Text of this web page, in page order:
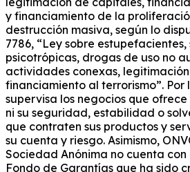
y financiamiento de la
destrucción masiva, según lo
7786, “Ley sobre estupefacientes,
psicotrópicas, drogas de uso no
actividades conexas,
financiamiento al terrorismo”. Por
supervisa los negocios que
ni su seguridad, estabilidad o
que contraten sus productos y
su cuenta y riesgo. Asimismo,
Sociedad Anónima no cuenta
Fondo de Garantías que ha sido